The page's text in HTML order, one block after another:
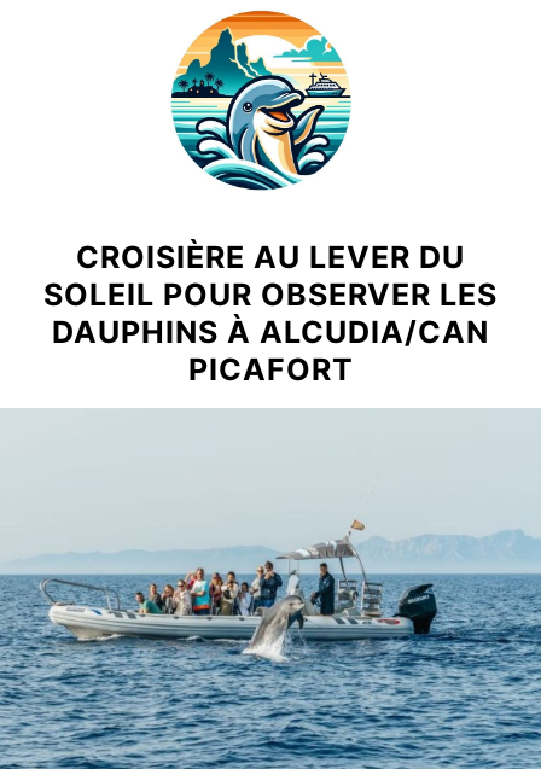
CROISIÈRE AU LEVER DU
SOLEIL POUR OBSERVER LES
DAUPHINS À ALCUDIA/CAN
PICAFORT